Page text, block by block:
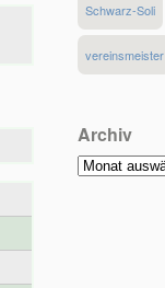
Schwarz-Soli
vereinsmeister
Archiv
Archiv